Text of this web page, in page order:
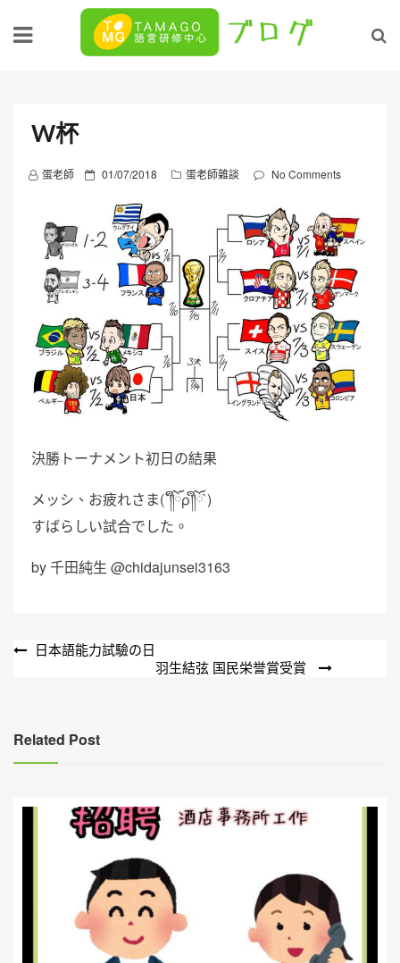
W杯
蛋老師
P
t
d
01/07/2018 蛋老師雜談 No Comments
決勝トーナメント初日の結果
メッシ、お疲れさま(´༎ຶོρ༎ຶོ`)
すばらしい試合でした。
by 千田純生 @chidajunsei3163
文
覽
日本語能力試驗の日
羽生結弦 国民栄誉賞受賞
Related Post